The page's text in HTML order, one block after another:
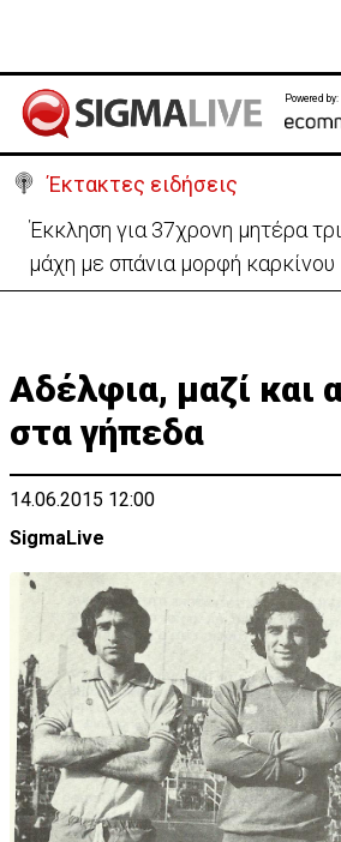
Powered by:
Έκτακτες ειδήσεις
Γερμανία: Συγκρούστηκαν δύο
25 τραυματίες, οι 7 σοβαρά
Αδέλφια, μαζί και
στα γήπεδα
14.06.2015 12:00
SigmaLive